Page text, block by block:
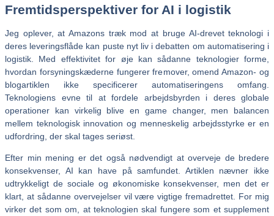
Fremtidsperspektiver for AI i logistik
Jeg oplever, at Amazons træk mod at bruge AI-drevet teknologi i
deres leveringsflåde kan puste nyt liv i debatten om automatisering i
logistik. Med effektivitet for øje kan sådanne teknologier forme,
hvordan forsyningskæderne fungerer fremover, omend Amazon- og
blogartiklen ikke specificerer automatiseringens omfang.
Teknologiens evne til at fordele arbejdsbyrden i deres globale
operationer kan virkelig blive en game changer, men balancen
mellem teknologisk innovation og menneskelig arbejdsstyrke er en
udfordring, der skal tages seriøst.
Efter min mening er det også nødvendigt at overveje de bredere
konsekvenser, AI kan have på samfundet. Artiklen nævner ikke
udtrykkeligt de sociale og økonomiske konsekvenser, men det er
klart, at sådanne overvejelser vil være vigtige fremadrettet. For mig
virker det som om, at teknologien skal fungere som et supplement